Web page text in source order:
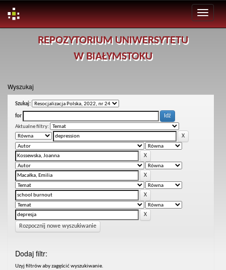
REPOZYTORIUM UNIWERSYTETU
W BIAŁYMSTOKU
Wyszukaj
Szukaj:
for
Aktualne filtry:
Rozpocznij nowe wyszukiwanie
Dodaj filtr:
Uzyj filtrów aby zagęścić wyszukiwanie.